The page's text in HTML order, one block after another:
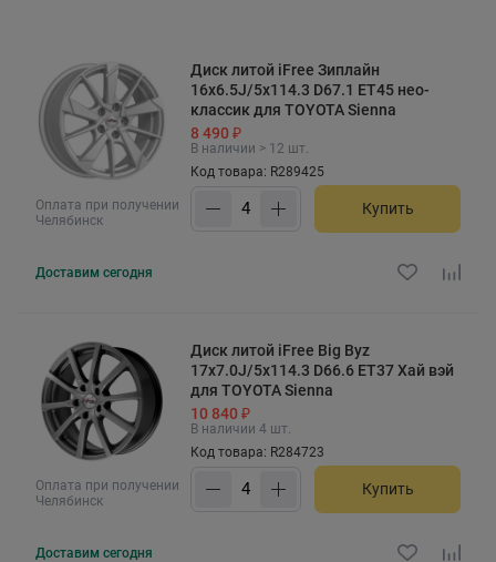
Оплата при получении
Челябинск
Диск литой iFree Зиплайн
16x6.5J/5x114.3 D67.1 ET45 нео-
классик для TOYOTA Sienna
8 490 ₽
В наличии > 12 шт.
Код товара: R289425
Купить
Доставим сегодня
Оплата при получении
Челябинск
Диск литой iFree Big Byz
17x7.0J/5x114.3 D66.6 ET37 Хай вэй
для TOYOTA Sienna
10 840 ₽
В наличии 4 шт.
Код товара: R284723
Купить
Доставим сегодня